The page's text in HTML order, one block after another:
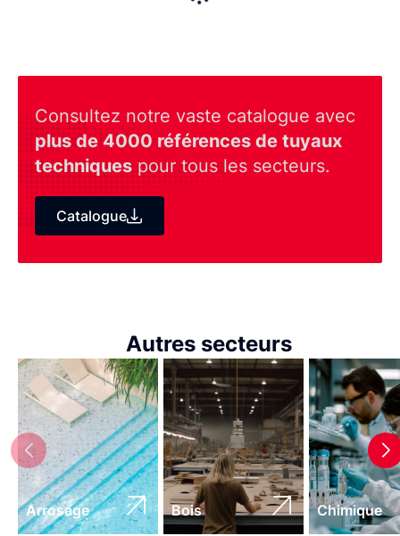
Consultez notre vaste catalogue avec
plus de 4000 références de tuyaux
techniques pour tous les secteurs.
Catalogue
Autres secteurs
Arrosage Bois Chimique